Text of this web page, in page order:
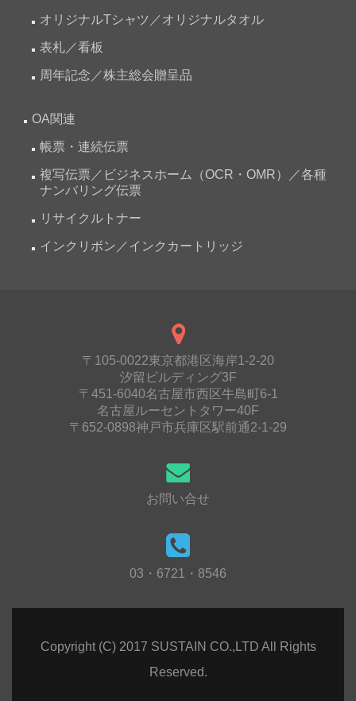
オリジナルTシャツ／オリジナルタオル
表札／看板
周年記念／株主総会贈呈品
OA関連
帳票・連続伝票
複写伝票／ビジネスホーム（OCR・OMR）／各種
ナンバリング伝票
リサイクルトナー
インクリボン／インクカートリッジ
〒105-0022東京都港区海岸1-2-20
汐留ビルディング3F
〒451-6040名古屋市西区牛島町6-1
名古屋ルーセントタワー40F
〒652-0898神戸市兵庫区駅前通2-1-29
お問い合せ
03・6721・8546
Copyright (C) 2017 SUSTAIN CO.,LTD All Rights
Reserved.